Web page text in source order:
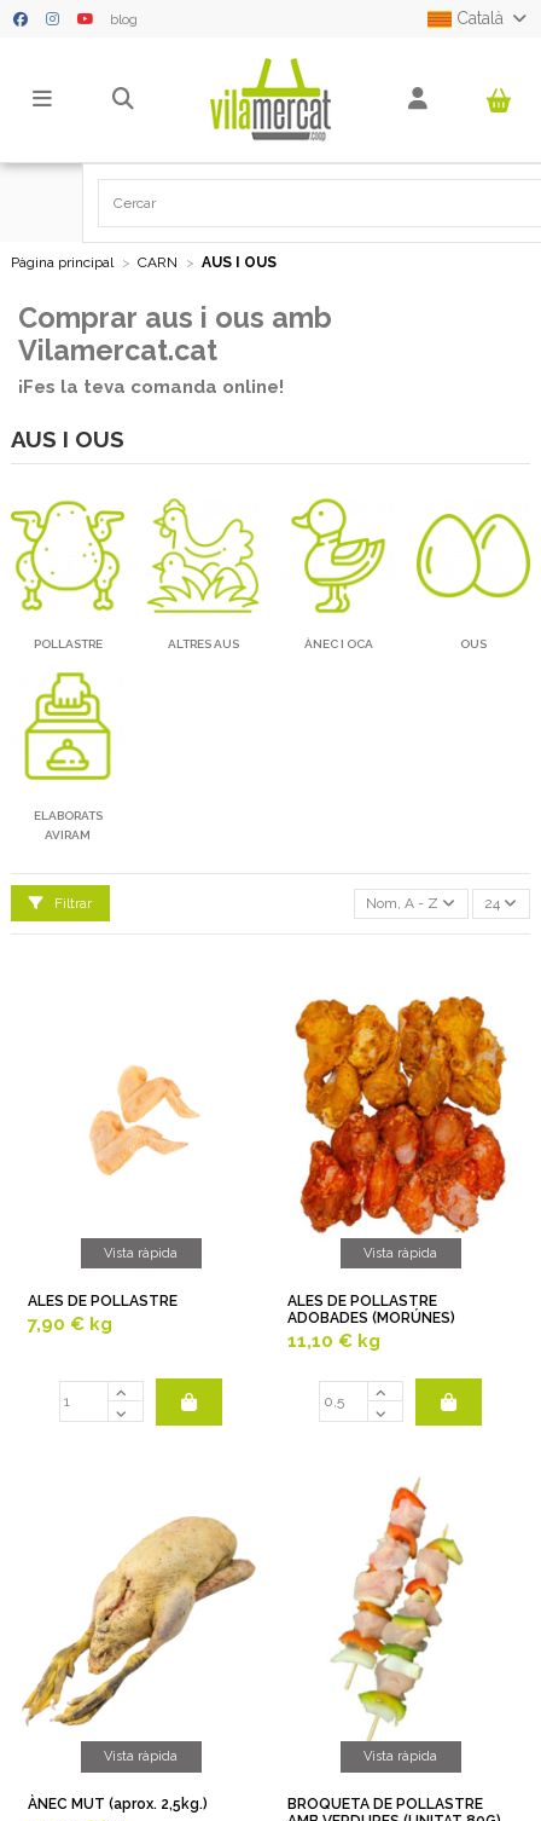
blog Català
Pàgina principal CARN AUS I OUS
Comprar aus i ous amb
Vilamercat.cat
¡Fes la teva comanda online!
AUS I OUS
POLLASTRE ALTRES AUS ÀNEC I OCA OUS
ELABORATS
AVIRAM
Filtrar Nom, A - Z 24
Vista ràpida
ALES DE POLLASTRE
7,90 € kg
Vista ràpida
ALES DE POLLASTRE
ADOBADES (MORÚNES)
11,10 € kg
Vista ràpida
ÀNEC MUT (aprox. 2,5kg.)
Vista ràpida
BROQUETA DE POLLASTRE